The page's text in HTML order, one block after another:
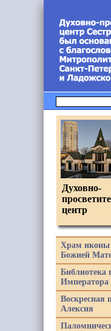
Духовно-
центр
Храм иконы
Божией
Библиотека
Воскресная
Алексия